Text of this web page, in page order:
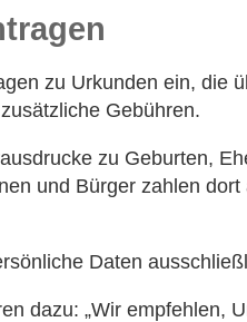
zu Urkunden ein, die
Gebühren.
zu Geburten,
und Bürger zahlen
Daten
dazu: „Wir empfehlen,